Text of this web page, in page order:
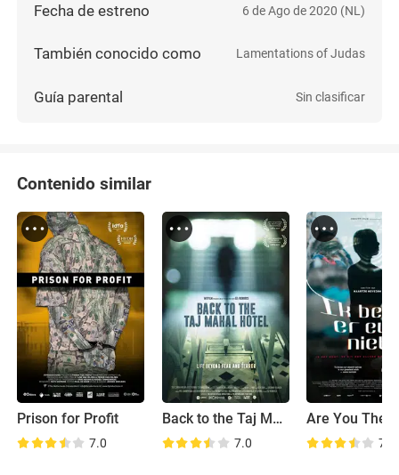
Fecha de estreno 6 de Ago de 2020 (NL)
También conocido como Lamentations of Judas
Guía parental Sin clasificar
Contenido similar
Prison for Profit
7.0
Back to the Taj Mahal Hotel
7.0
Are You
7.0